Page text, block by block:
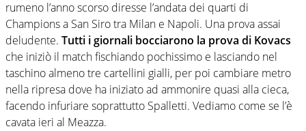
rumeno l’anno scorso diresse l’andata dei quarti di
Champions a San Siro tra Milan e Napoli. Una prova assai
deludente. Tutti i giornali bocciarono la prova di Kovacs
che iniziò il match fischiando pochissimo e lasciando nel
taschino almeno tre cartellini gialli, per poi cambiare metro
nella ripresa dove ha iniziato ad ammonire quasi alla cieca,
facendo infuriare soprattutto Spalletti. Vediamo come se l’è
cavata ieri al Meazza.